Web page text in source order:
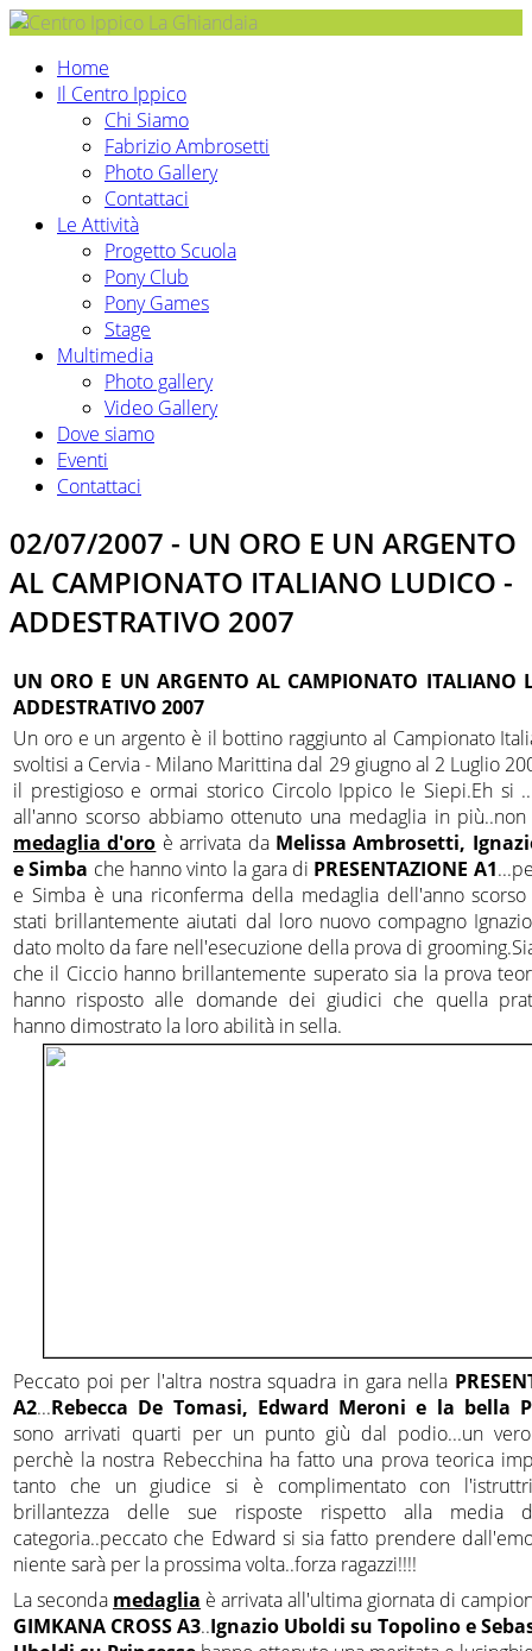
Home
Il Centro Ippico
Chi Siamo
Fabrizio Ambrosetti
Photo Gallery
Contattaci
Le Attività
Progetto Scuola
Pony Club
Pony Games
Stage
Multimedia
Photo gallery
Video Gallery
Dove siamo
Eventi
Contattaci
02/07/2007 - UN ORO E UN ARGENTO
AL CAMPIONATO ITALIANO LUDICO -
ADDESTRATIVO 2007
UN ORO E UN ARGENTO AL CAMPIONATO ITALIANO
ADDESTRATIVO 2007
Un oro e un argento è il bottino raggiunto al Campionato
svoltisi a Cervia - Milano Marittina dal 29 giugno al 2 Luglio
il prestigioso e ormai storico Circolo Ippico le Siepi.Eh si
all'anno scorso abbiamo ottenuto una medaglia in più..non
medaglia d'oro è arrivata da Melissa Ambrosetti,
e Simba che hanno vinto la gara di PRESENTAZIONE A1
e Simba è una riconferma della medaglia dell'anno
stati brillantemente aiutati dal loro nuovo compagno
dato molto da fare nell'esecuzione della prova di
che il Ciccio hanno brillantemente superato sia la prova
hanno risposto alle domande dei giudici che quella
hanno dimostrato la loro abilità in sella.
Peccato poi per l'altra nostra squadra in gara nella
A2...Rebecca De Tomasi, Edward Meroni e la bella
sono arrivati quarti per un punto giù dal podio...un
perchè la nostra Rebecchina ha fatto una prova teorica
tanto che un giudice si è complimentato con
brillantezza delle sue risposte rispetto alla media
categoria..peccato che Edward si sia fatto prendere
niente sarà per la prossima volta..forza ragazzi!!!!
La seconda medaglia è arrivata all'ultima giornata di
GIMKANA CROSS A3..Ignazio Uboldi su Topolino e